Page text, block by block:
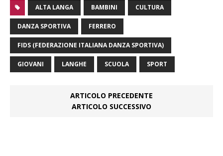
ALTA LANGA BAMBINI CULTURA
DANZA SPORTIVA FERRERO
FIDS (FEDERAZIONE ITALIANA DANZA SPORTIVA)
GIOVANI LANGHE SCUOLA SPORT
ARTICOLO PRECEDENTE
ARTICOLO SUCCESSIVO